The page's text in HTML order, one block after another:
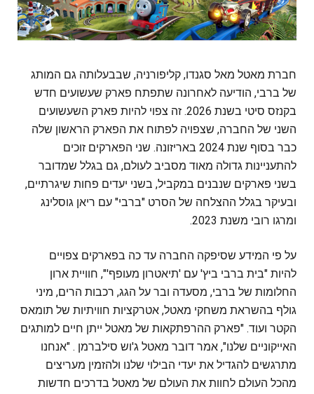
חברת מאטל מאל סגנדו, קליפורניה, שבבעלותה גם המותג
של ברבי, הודיעה לאחרונה שתפתח פארק שעשועים חדש
בקנזס סיטי בשנת 2026. זה צפוי להיות פארק השעשועים
השני של החברה, שצפויה לפתוח את הפארק הראשון שלה
כבר בסוף שנת 2024 באריזונה. שני הפארקים זוכים
להתעניינות גדולה מאוד מסביב לעולם, גם בגלל שמדובר
בשני פארקים שנבנים במקביל, בשני יעדים פחות שיגרתיים,
ובעיקר בגלל ההצלחה של הסרט "ברבי" עם ריאן גוסלינג
ומרגו רובי משנת 2023.
על פי המידע שסיפקה החברה עד כה בפארקים צפויים
להיות "בית ברבי ביץ' עם 'תיאטרון מעופף'", חוויית ארון
החלומות של ברבי, מסעדה ובר על הגג, רכבות הרים, מיני
גולף בהשראת משחקי מאטל, אטרקציות חוויתיות של תומאס
הקטר ועוד. "פארק ההרפתקאות של מאטל ייתן חיים למותגים
האייקוניים שלנו", אמר דובר מאטל ג'וש סילברמן . "אנחנו
מתרגשים להגדיל את יעדי הבילוי שלנו ולהזמין מעריצים
מהכל העולם לחוות את העולם של מאטל בדרכים חדשות